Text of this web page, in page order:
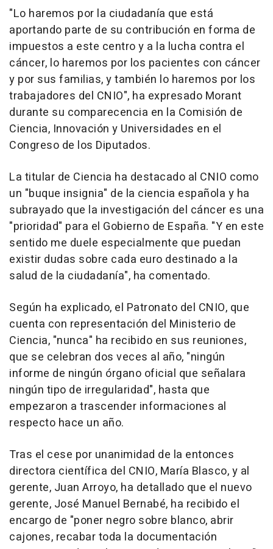
"Lo haremos por la ciudadanía que está
aportando parte de su contribución en forma de
impuestos a este centro y a la lucha contra el
cáncer, lo haremos por los pacientes con cáncer
y por sus familias, y también lo haremos por los
trabajadores del CNIO", ha expresado Morant
durante su comparecencia en la Comisión de
Ciencia, Innovación y Universidades en el
Congreso de los Diputados.
La titular de Ciencia ha destacado al CNIO como
un "buque insignia" de la ciencia española y ha
subrayado que la investigación del cáncer es una
"prioridad" para el Gobierno de España. "Y en este
sentido me duele especialmente que puedan
existir dudas sobre cada euro destinado a la
salud de la ciudadanía", ha comentado.
Según ha explicado, el Patronato del CNIO, que
cuenta con representación del Ministerio de
Ciencia, "nunca" ha recibido en sus reuniones,
que se celebran dos veces al año, "ningún
informe de ningún órgano oficial que señalara
ningún tipo de irregularidad", hasta que
empezaron a trascender informaciones al
respecto hace un año.
Tras el cese por unanimidad de la entonces
directora científica del CNIO, María Blasco, y al
gerente, Juan Arroyo, ha detallado que el nuevo
gerente, José Manuel Bernabé, ha recibido el
encargo de "poner negro sobre blanco, abrir
cajones, recabar toda la documentación